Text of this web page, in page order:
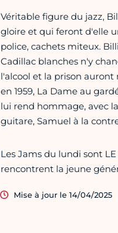
Véritable figure du jazz,
gloire et qui feront d'elle
police, cachets miteux.
Cadillac blanches n'y
l'alcool et la prison auront
en 1959, La Dame au
lui rend hommage, avec
guitare, Samuel à la
Les Jams du lundi sont
rencontrent la jeune
Mise à jour le 14/04/2025